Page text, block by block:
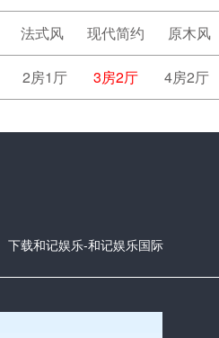
法式风 现代简约 原木风
2房1厅 3房2厅 4房2厅
下载和记娱乐-和记娱乐国际